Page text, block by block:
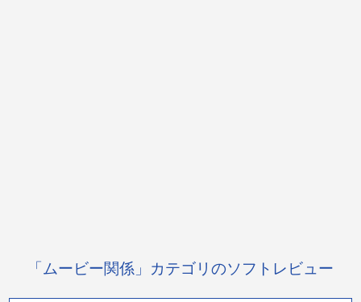
「ムービー関係」カテゴリのソフトレビュー